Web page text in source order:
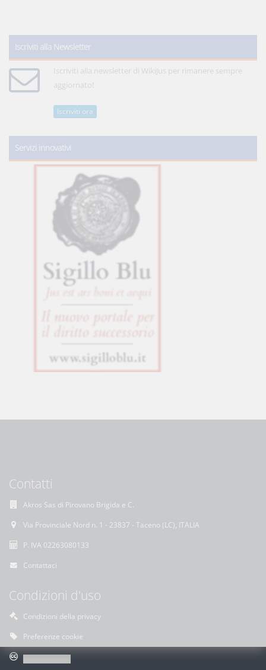
Iscriviti alla Newsletter
Iscriviti alla newsletter di WikiJus per rimanere sempre
aggiornato!
Iscriviti ora
Servizi innovativi
Contatti
Akros Sas di Pirovano Brigida e C.
Via Provinciale Nord n. 1 - 23837 - Taceno (LC), ITALIA
P. IVA 02263080133
Contattaci
Condizioni d'uso
Condizioni della privacy
Preferenze cookie